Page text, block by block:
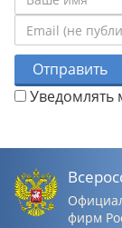
Отправить
Уведомлять
фирм